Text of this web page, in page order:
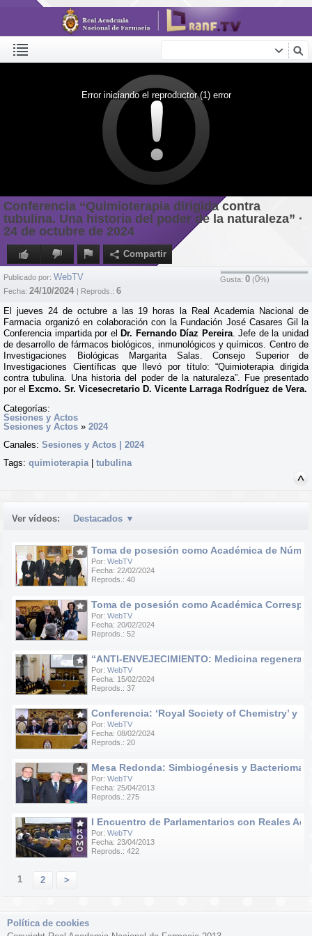
Error iniciando el reproductor (1) error
Conferencia “Quimioterapia dirigida contra
tubulina. Una historia del poder de la naturaleza” ·
24 de octubre de 2024
Compartir
Gusta: 0 (0%)
Publicado por: WebTV
Fecha: 24/10/2024 | Reprods.: 6
El jueves 24 de octubre a las 19 horas la Real Academia Nacional de
Farmacia organizó en colaboración con la Fundación José Casares Gil la
Conferencia impartida por el Dr. Fernando Díaz Pereira. Jefe de la unidad
de desarrollo de fármacos biológicos, inmunológicos y químicos. Centro de
Investigaciones Biológicas Margarita Salas. Consejo Superior de
Investigaciones Científicas que llevó por título: “Quimioterapia dirigida
contra tubulina. Una historia del poder de la naturaleza”. Fue presentado
por el Excmo. Sr. Vicesecretario D. Vicente Larraga Rodríguez de Vera.
Categorías:
Sesiones y Actos
Sesiones y Actos » 2024
Canales: Sesiones y Actos | 2024
Tags: quimioterapia tubulina
Ver vídeos: Destacados ▼
Toma de posesión como Académica de
Por: WebTV
Fecha: 22/02/2024
Reprods.: 40
Toma de posesión como Académica
Por: WebTV
Fecha: 20/02/2024
Reprods.: 52
“ANTI-ENVEJECIMIENTO: Medicina
Por: WebTV
Fecha: 15/02/2024
Reprods.: 37
Conferencia: ‘Royal Society of Chemistry’ y
Por: WebTV
Fecha: 08/02/2024
Reprods.: 20
Mesa Redonda: Simbiogénesis y Bacteriomas
Por: WebTV
Fecha: 25/04/2013
Reprods.: 275
I Encuentro de Parlamentarios con Reales
Por: WebTV
Fecha: 23/04/2013
Reprods.: 422
1 2 >
Política de cookies